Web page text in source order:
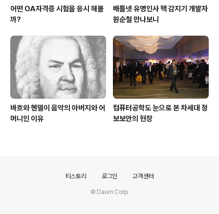
어떤 OA자격증 시험을 응시 해볼
까?
배틀넷 유명인사 핵 감지기 개발자
원순철 만나보니
바흐와 헨델이 음악의 아버지와 어
머니인 이유
컴퓨터공학도 눈으로 본 차세대 정
보보안의 현장
티스토리 로그인 고객센터
© Daum Corp.